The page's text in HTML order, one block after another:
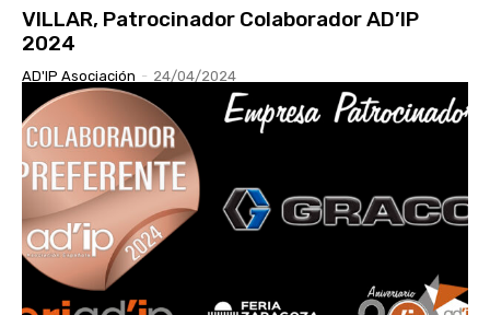
VILLAR, Patrocinador Colaborador AD’IP
2024
AD'IP Asociación - 24/04/2024